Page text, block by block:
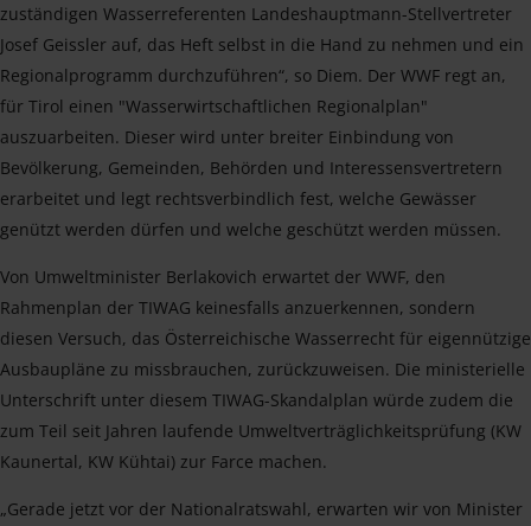
zuständigen Wasserreferenten Landeshauptmann-Stellvertreter
Josef Geissler auf, das Heft selbst in die Hand zu nehmen und ein
Regionalprogramm durchzuführen“, so Diem. Der WWF regt an,
für Tirol einen "Wasserwirtschaftlichen Regionalplan"
auszuarbeiten. Dieser wird unter breiter Einbindung von
Bevölkerung, Gemeinden, Behörden und Interessensvertretern
erarbeitet und legt rechtsverbindlich fest, welche Gewässer
genützt werden dürfen und welche geschützt werden müssen.
Von Umweltminister Berlakovich erwartet der WWF, den
Rahmenplan der TIWAG keinesfalls anzuerkennen, sondern
diesen Versuch, das Österreichische Wasserrecht für eigennützige
Ausbaupläne zu missbrauchen, zurückzuweisen. Die ministerielle
Unterschrift unter diesem TIWAG-Skandalplan würde zudem die
zum Teil seit Jahren laufende Umweltverträglichkeitsprüfung (KW
Kaunertal, KW Kühtai) zur Farce machen.
„Gerade jetzt vor der Nationalratswahl, erwarten wir von Minister